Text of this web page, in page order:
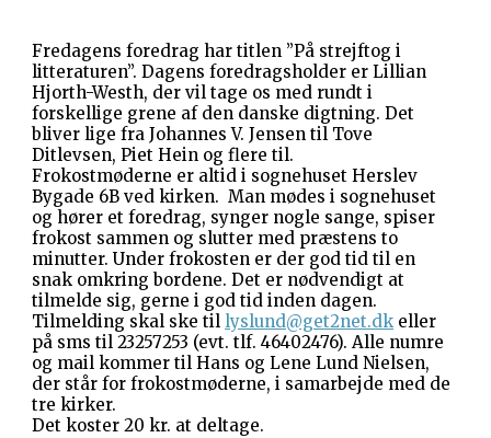
Fredagens foredrag har titlen ”På strejftog i
litteraturen”. Dagens foredragsholder er Lillian
Hjorth-Westh, der vil tage os med rundt i
forskellige grene af den danske digtning. Det
bliver lige fra Johannes V. Jensen til Tove
Ditlevsen, Piet Hein og flere til.
Frokostmøderne er altid i sognehuset Herslev
Bygade 6B ved kirken. Man mødes i sognehuset
og hører et foredrag, synger nogle sange, spiser
frokost sammen og slutter med præstens to
minutter. Under frokosten er der god tid til en
snak omkring bordene. Det er nødvendigt at
tilmelde sig, gerne i god tid inden dagen.
Tilmelding skal ske tillyslund@get2net.dk eller
på sms til 23257253 (evt. tlf. 46402476). Alle numre
og mail kommer til Hans og Lene Lund Nielsen,
der står for frokostmøderne, i samarbejde med de
tre kirker.
Det koster 20 kr. at deltage.